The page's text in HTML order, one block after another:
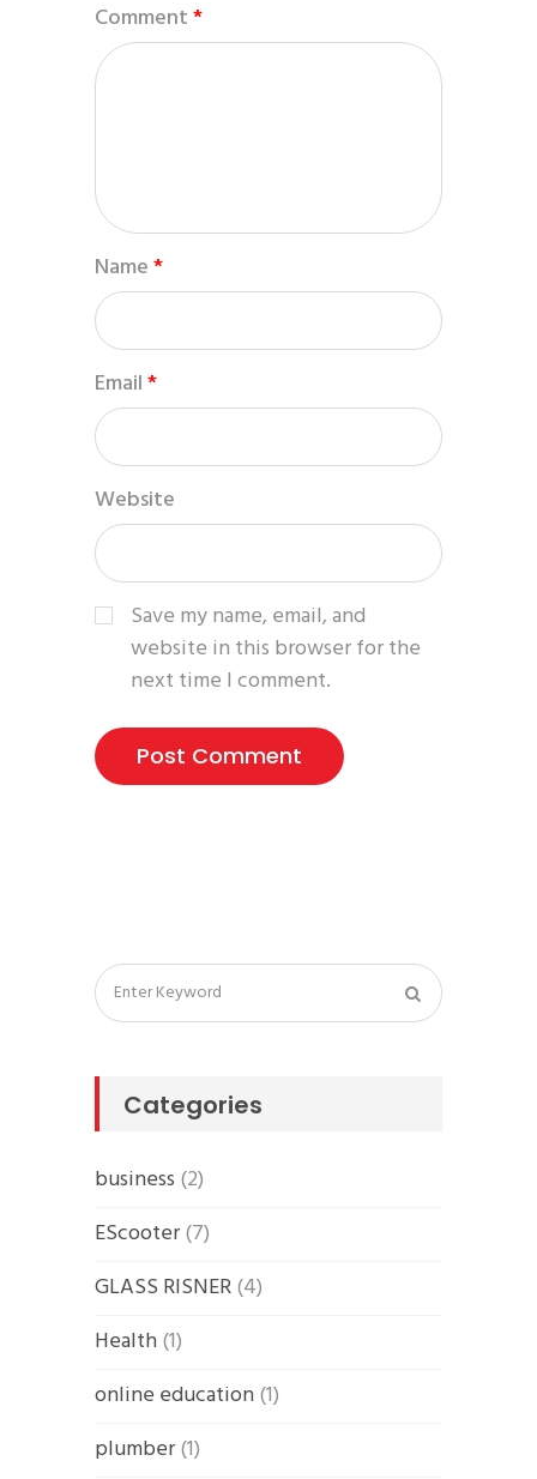
Comment*
Name*
Email*
Website
Save my name, email, and
website in this browser for the
next time I comment.
Categories
business (2)
EScooter(7)
GLASS RISNER(4)
Health(1)
online education(1)
plumber(1)